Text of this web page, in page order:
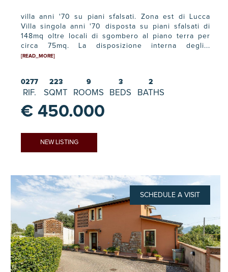
villa anni '70 su piani sfalsati. Zona est di Lucca
Villa singola anni '70 disposta su piani sfalsati di
148mq oltre locali di sgombero al piano terra per
circa 75mq. La disposizione interna degli...
[READ_MORE]
0277
RIF.
223
SQMT
9
ROOMS
3
BEDS
2
BATHS
€ 450.000
NEW LISTING
SCHEDULE A VISIT